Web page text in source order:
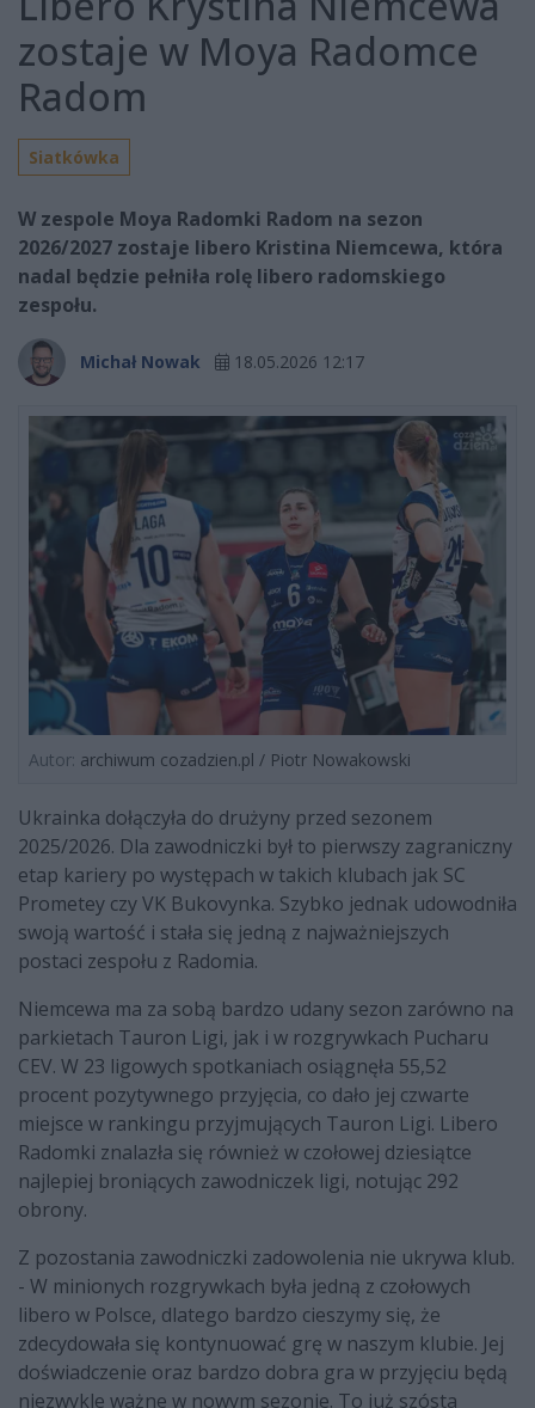
zostaje w Moya Radomce
Radom
Siatkówka
W zespole Moya Radomki Radom na sezon
2026/2027 zostaje libero Kristina Niemcewa, która
nadal będzie pełniła rolę libero radomskiego
zespołu.
Michał Nowak 18.05.2026 12:17
Autor: archiwum cozadzien.pl / Piotr Nowakowski
Ukrainka dołączyła do drużyny przed sezonem
2025/2026. Dla zawodniczki był to pierwszy zagraniczny
etap kariery po występach w takich klubach jak SC
Prometey czy VK Bukovynka. Szybko jednak udowodniła
swoją wartość i stała się jedną z najważniejszych
postaci zespołu z Radomia.
Niemcewa ma za sobą bardzo udany sezon zarówno na
parkietach Tauron Ligi, jak i w rozgrywkach Pucharu
CEV. W 23 ligowych spotkaniach osiągnęła 55,52
procent pozytywnego przyjęcia, co dało jej czwarte
miejsce w rankingu przyjmujących Tauron Ligi. Libero
Radomki znalazła się również w czołowej dziesiątce
najlepiej broniących zawodniczek ligi, notując 292
obrony.
Z pozostania zawodniczki zadowolenia nie ukrywa klub.
- W minionych rozgrywkach była jedną z czołowych
libero w Polsce, dlatego bardzo cieszymy się, że
zdecydowała się kontynuować grę w naszym klubie. Jej
doświadczenie oraz bardzo dobra gra w przyjęciu będą
niezwykle ważne w nowym sezonie. To już szósta